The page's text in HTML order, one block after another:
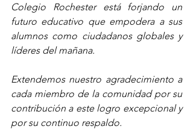
Colegio Rochester está forjando un
futuro educativo que empodera a sus
alumnos como ciudadanos globales y
líderes del mañana.
Extendemos nuestro agradecimiento a
cada miembro de la comunidad por su
contribución a este logro excepcional y
por su continuo respaldo.